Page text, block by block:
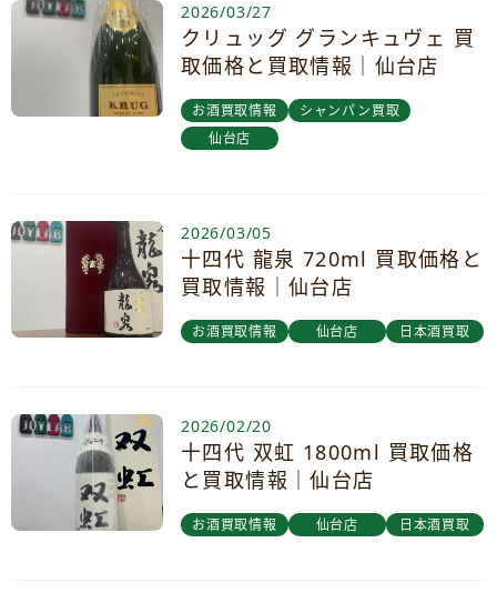
2026/03/27
クリュッグ グランキュヴェ 買
取価格と買取情報｜仙台店
お酒買取情報
シャンパン買取
仙台店
2026/03/05
十四代 龍泉 720ml 買取価格と
買取情報｜仙台店
お酒買取情報 仙台店 日本酒買取
2026/02/20
十四代 双虹 1800ml 買取価格
と買取情報｜仙台店
お酒買取情報 仙台店 日本酒買取